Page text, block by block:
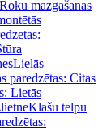
mazgāšanas
Lielās
paredzētas: Citas
Lietās
Klašu telpu